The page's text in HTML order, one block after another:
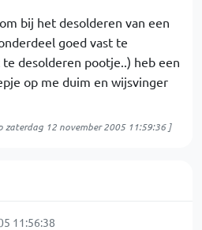
bij het desolderen van een
goed vast te
desolderen pootje..) heb een
op me duim en wijsvinger
zaterdag 12 november 2005 11:59:36]
11:56:38